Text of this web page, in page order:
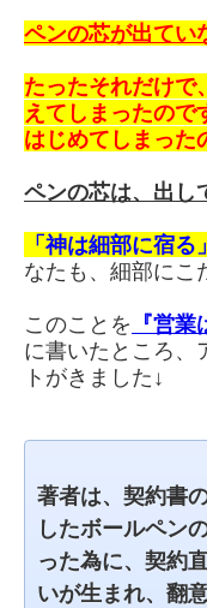
ペンの芯が出てい
たったそれだけで
えてしまったので
はじめてしまった
ペンの芯は、出し
「神は細部に宿る」
なたも、細部にこ
このことを 『営
に書いたところ、
トがきました↓
著者は、契約書
したボールペン
った為に、契約
いが生まれ、翻